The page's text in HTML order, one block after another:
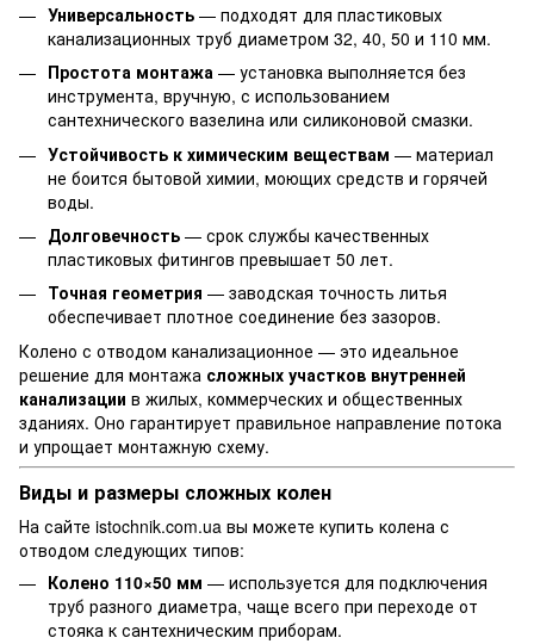
Универсальность — подходят для пластиковых
канализационных труб диаметром 32, 40, 50 и 110 мм.
Простота монтажа — установка выполняется без
инструмента, вручную, с использованием
сантехнического вазелина или силиконовой смазки.
Устойчивость к химическим веществам — материал
не боится бытовой химии, моющих средств и горячей
воды.
Долговечность — срок службы качественных
пластиковых фитингов превышает 50 лет.
Точная геометрия — заводская точность литья
обеспечивает плотное соединение без зазоров.
Колено с отводом канализационное — это идеальное
решение для монтажа сложных участков внутренней
канализации в жилых, коммерческих и общественных
зданиях. Оно гарантирует правильное направление потока
и упрощает монтажную схему.
Виды и размеры сложных колен
На сайте istochnik.com.ua вы можете купить колена с
отводом следующих типов:
Колено 110×50 мм — используется для подключения
труб разного диаметра, чаще всего при переходе от
стояка к сантехническим приборам.